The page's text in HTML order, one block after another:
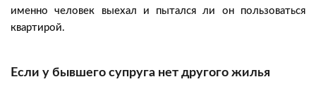
именно человек выехал и пытался ли он пользоваться
квартирой.
Если у бывшего супруга нет другого жилья